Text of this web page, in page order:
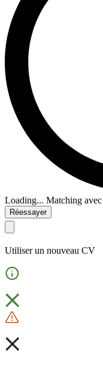
Loading... Matching
Réessayer
Utiliser un nouveau CV